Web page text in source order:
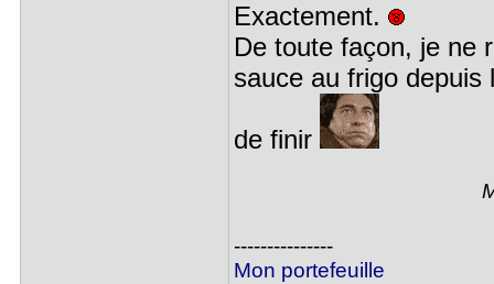
Exactement.
De toute façon, je ne
sauce au frigo
de finir
---------------
Mon portefeuille